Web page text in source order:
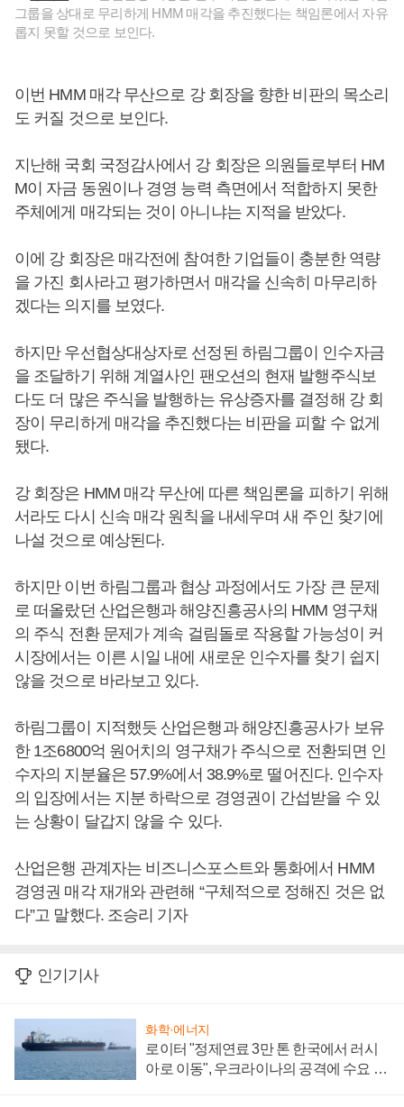
그룹을 상대로 무리하게 HMM 매각을 추진했다는 책임론에서 자유
롭지 못할 것으로 보인다.
이번 HMM 매각 무산으로 강 회장을 향한 비판의 목소리
도 커질 것으로 보인다.
지난해 국회 국정감사에서 강 회장은 의원들로부터 HM
M이 자금 동원이나 경영 능력 측면에서 적합하지 못한
주체에게 매각되는 것이 아니냐는 지적을 받았다.
이에 강 회장은 매각전에 참여한 기업들이 충분한 역량
을 가진 회사라고 평가하면서 매각을 신속히 마무리하
겠다는 의지를 보였다.
하지만 우선협상대상자로 선정된 하림그룹이 인수자금
을 조달하기 위해 계열사인 팬오션의 현재 발행주식보
다도 더 많은 주식을 발행하는 유상증자를 결정해 강 회
장이 무리하게 매각을 추진했다는 비판을 피할 수 없게
됐다.
강 회장은 HMM 매각 무산에 따른 책임론을 피하기 위해
서라도 다시 신속 매각 원칙을 내세우며 새 주인 찾기에
나설 것으로 예상된다.
하지만 이번 하림그룹과 협상 과정에서도 가장 큰 문제
로 떠올랐던 산업은행과 해양진흥공사의 HMM 영구채
의 주식 전환 문제가 계속 걸림돌로 작용할 가능성이 커
시장에서는 이른 시일 내에 새로운 인수자를 찾기 쉽지
않을 것으로 바라보고 있다.
하림그룹이 지적했듯 산업은행과 해양진흥공사가 보유
한 1조6800억 원어치의 영구채가 주식으로 전환되면 인
수자의 지분율은 57.9%에서 38.9%로 떨어진다. 인수자
의 입장에서는 지분 하락으로 경영권이 간섭받을 수 있
는 상황이 달갑지 않을 수 있다.
산업은행 관계자는 비즈니스포스트와 통화에서 HMM
경영권 매각 재개와 관련해 “구체적으로 정해진 것은 없
다”고 말했다. 조승리 기자
인기기사
화학·에너지
로이터 "정제연료 3만 톤 한국에서 러시
아로 이동", 우크라이나의 공격에 수요 늘